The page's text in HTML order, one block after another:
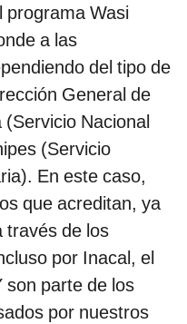
programa Wasi
a las
del tipo de
General de
Nacional
(Servicio
En este caso,
que acreditan, ya
través de los
por Inacal, el
son parte de los
por nuestros